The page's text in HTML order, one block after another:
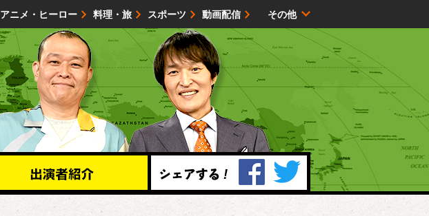
アニメ・ヒーロー 料理・旅 スポーツ 動画配信
会社情報 サイトマップ
その他